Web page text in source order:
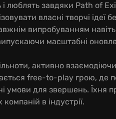
люблять завдяки Path of
власні творчі
випробуванням
масштабні
активно
free-to-play грою, де
для звершень. Їхня
в індустрії.